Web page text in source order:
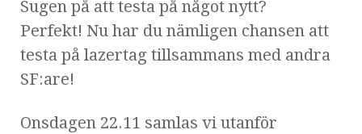
Sugen på att testa på något nytt?
Perfekt! Nu har du nämligen chansen att
testa på lazertag tillsammans med andra
SF:are!
Onsdagen 22.11 samlas vi utanför